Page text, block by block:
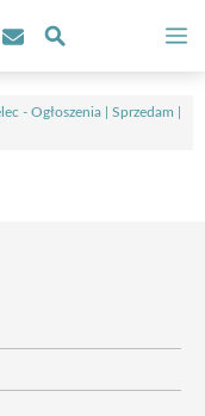
- Ogłoszenia | Sprzedam |